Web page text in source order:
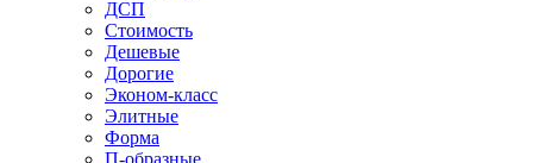
ДСП
Стоимость
Дешевые
Дорогие
Эконом-класс
Элитные
Форма
П-образные